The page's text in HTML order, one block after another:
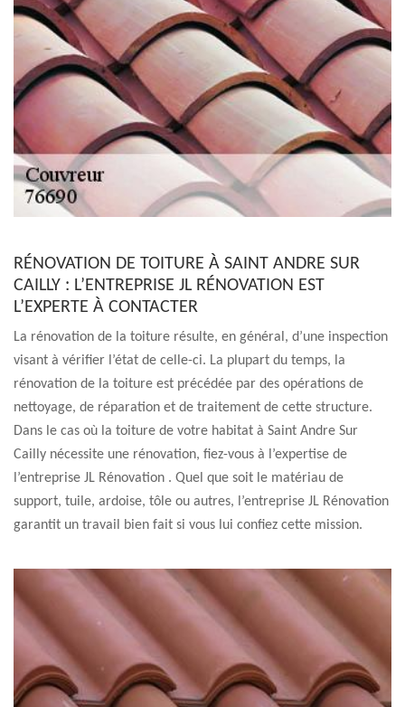
RÉNOVATION DE TOITURE À SAINT ANDRE SUR
CAILLY : L’ENTREPRISE JL RÉNOVATION EST
L’EXPERTE À CONTACTER
La rénovation de la toiture résulte, en général, d’une inspection
visant à vérifier l’état de celle-ci. La plupart du temps, la
rénovation de la toiture est précédée par des opérations de
nettoyage, de réparation et de traitement de cette structure.
Dans le cas où la toiture de votre habitat à Saint Andre Sur
Cailly nécessite une rénovation, fiez-vous à l’expertise de
l’entreprise JL Rénovation . Quel que soit le matériau de
support, tuile, ardoise, tôle ou autres, l’entreprise JL Rénovation
garantit un travail bien fait si vous lui confiez cette mission.